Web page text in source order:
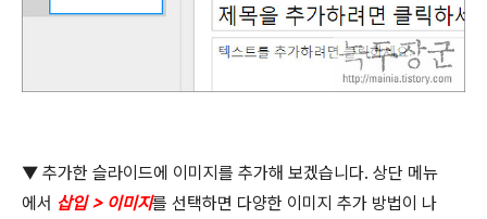
▼ 추가한 슬라이드에 이미지를 추가해 보겠습니다. 상단 메뉴
에서 삽입> 이미지를 선택하면 다양한 이미지 추가 방법이 나